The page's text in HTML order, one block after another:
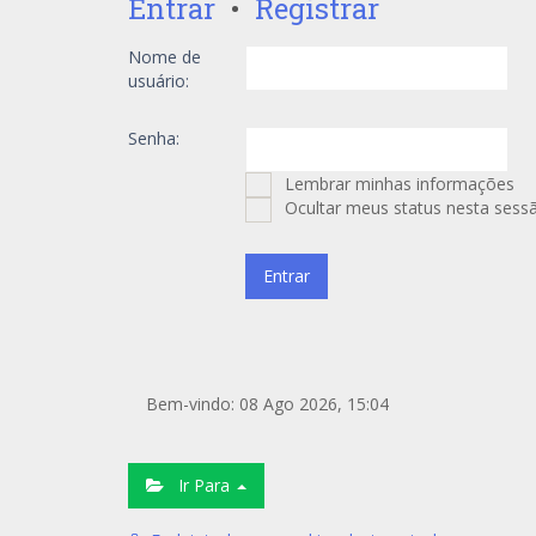
Entrar • Registrar
Nome de
usuário:
Senha:
Lembrar minhas informações
Ocultar meus status nesta
Bem-vindo: 08 Ago 2026, 15:04
Ir Para